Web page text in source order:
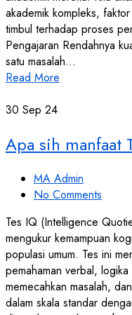
akademik kompleks,
timbul terhadap proses
Pengajaran Rendahnya
satu masalah…
Read More
30 Sep 24
Apa sih manfaat
MA Admin
No Comments
Tes IQ (Intelligence
mengukur kemampuan
populasi umum. Tes ini
pemahaman verbal, logika
memecahkan masalah,
dalam skala standar